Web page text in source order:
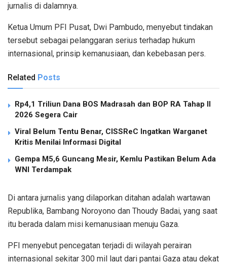
jurnalis di dalamnya.
Ketua Umum PFI Pusat, Dwi Pambudo, menyebut tindakan
tersebut sebagai pelanggaran serius terhadap hukum
internasional, prinsip kemanusiaan, dan kebebasan pers.
Related Posts
Rp4,1 Triliun Dana BOS Madrasah dan BOP RA Tahap II
2026 Segera Cair
Viral Belum Tentu Benar, CISSReC Ingatkan Warganet
Kritis Menilai Informasi Digital
Gempa M5,6 Guncang Mesir, Kemlu Pastikan Belum Ada
WNI Terdampak
Di antara jurnalis yang dilaporkan ditahan adalah wartawan
Republika, Bambang Noroyono dan Thoudy Badai, yang saat
itu berada dalam misi kemanusiaan menuju Gaza.
PFI menyebut pencegatan terjadi di wilayah perairan
internasional sekitar 300 mil laut dari pantai Gaza atau dekat